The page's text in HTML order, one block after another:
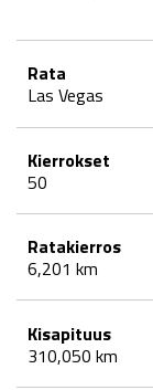
Rata
Las Vegas
Kierrokset
50
Ratakierros
6,201 km
Kisapituus
310,050 km